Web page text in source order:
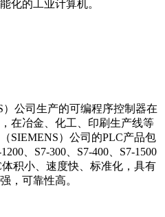
化的工业计算机。
公司生产的可编程序控制器在
在冶金、化工、印刷生产线等
SIEMENS）公司的PLC产品包
、S7-300、S7-400、S7-1500
积小、速度快、标准化，具有
，可靠性高。